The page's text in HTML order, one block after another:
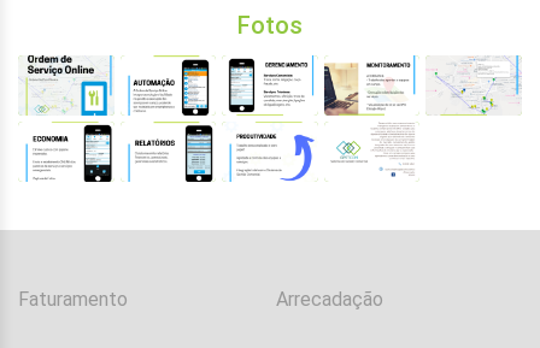
Fotos
Faturamento Arrecadação